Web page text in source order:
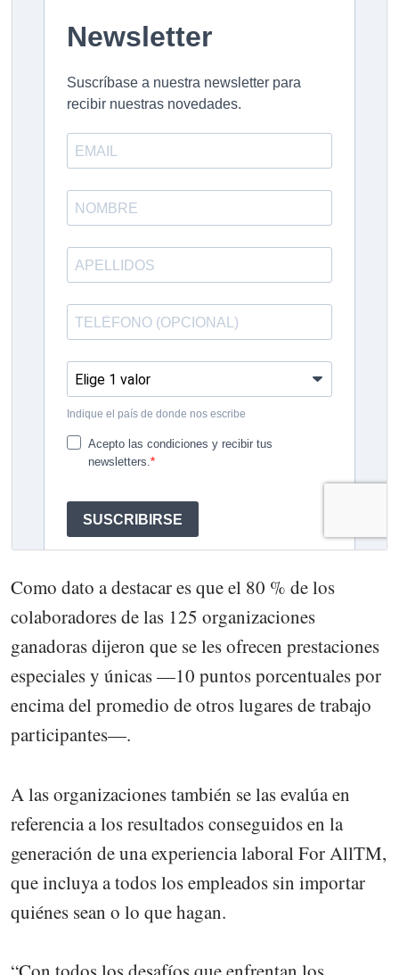
Como dato a destacar es que el 80 % de los
colaboradores de las 125 organizaciones
ganadoras dijeron que se les ofrecen prestaciones
especiales y únicas —10 puntos porcentuales por
encima del promedio de otros lugares de trabajo
participantes—.
A las organizaciones también se las evalúa en
referencia a los resultados conseguidos en la
generación de una experiencia laboral For AllTM,
que incluya a todos los empleados sin importar
quiénes sean o lo que hagan.